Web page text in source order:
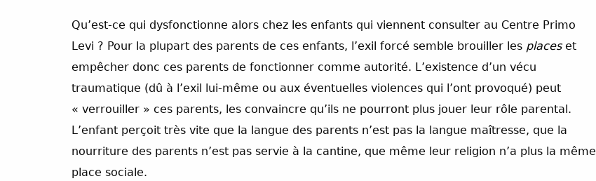
Qu’est-ce qui dysfonctionne alors chez les enfants qui viennent consulter au Centre Primo
Levi ? Pour la plupart des parents de ces enfants, l’exil forcé semble brouiller les placeset
empêcher donc ces parents de fonctionner comme autorité. L’existence d’un vécu
traumatique (dû à l’exil lui-même ou aux éventuelles violences qui l’ont provoqué) peut
« verrouiller » ces parents, les convaincre qu’ils ne pourront plus jouer leur rôle parental.
L’enfant perçoit très vite que la langue des parents n’est pas la langue maîtresse, que la
nourriture des parents n’est pas servie à la cantine, que même leur religion n’a plus la même
place sociale.